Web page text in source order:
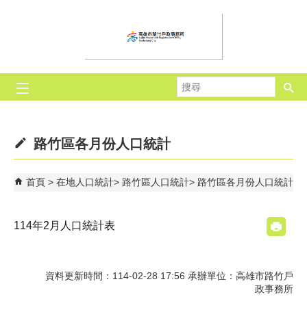
尋
路竹區各月份人口統計
首頁 在地人口統計 路竹區人口統計 路竹區各月份人口統計
114年2月人口統計表
資料更新時間：114-02-28 17:56 承辦單位：高雄市路竹戶
政事務所